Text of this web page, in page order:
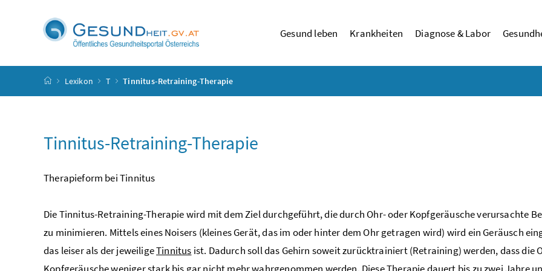
Gesund leben Krankheiten Diagnose & Labor
Startseite
Lexikon T Tinnitus-Retraining-Therapie
Tinnitus-Retraining-Therapie
Therapieform bei Tinnitus
Die Tinnitus-Retraining-Therapie wird mit dem Ziel durchgeführt, die durch Ohr- oder Kopfgeräusche verursachte
zu minimieren. Mittels eines Noisers (kleines Gerät, das im oder hinter dem Ohr getragen wird) wird ein Geräusch
das leiser als der jeweiligeTinnitus ist. Dadurch soll das Gehirn soweit zurücktrainiert (Retraining) werden, dass die